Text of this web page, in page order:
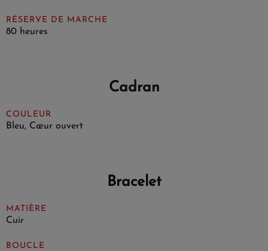
RÉSERVE DE MARCHE
80 heures
Cadran
COULEUR
Bleu, Cœur ouvert
Bracelet
MATIÈRE
Cuir
BOUCLE